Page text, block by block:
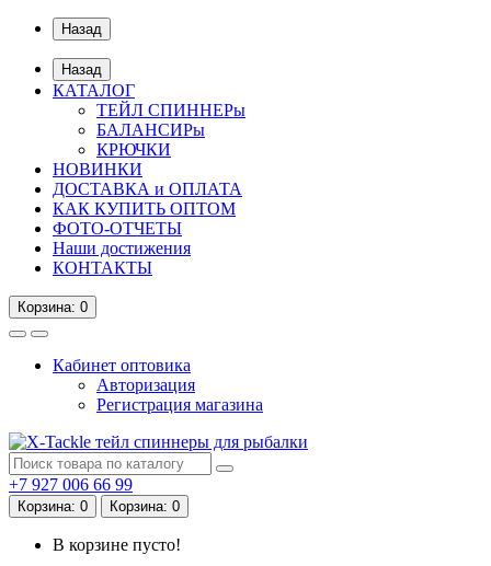
Назад
Назад
КАТАЛОГ
ТЕЙЛ СПИННЕРы
БАЛАНСИРы
КРЮЧКИ
НОВИНКИ
ДОСТАВКА и ОПЛАТА
КАК КУПИТЬ ОПТОМ
ФОТО-ОТЧЕТЫ
Наши достижения
КОНТАКТЫ
Корзина: 0
Кабинет оптовика
Авторизация
Регистрация магазина
+7 927 006 66 99
Корзина: 0 Корзина: 0
В корзине пусто!